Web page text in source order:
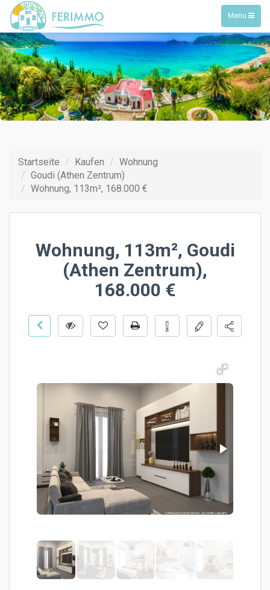
Toggle
navigation
Menu
Startseite Kaufen
Wohnung
Goudi (Athen Zentrum)
Wohnung, 113m², 168.000 €
Wohnung, 113m², Goudi
(Athen Zentrum),
168.000 €